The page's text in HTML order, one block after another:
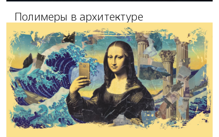
Полимеры в архитектуре